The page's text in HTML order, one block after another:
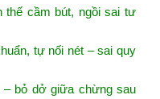
thế cầm bút, ngồi sai tư
tự nối nét – sai quy
bỏ dở giữa chừng sau